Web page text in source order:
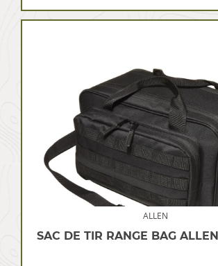
ALLEN
SAC DE TIR RANGE BAG